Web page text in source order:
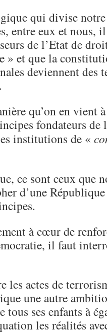
qui divise notre
entre eux et nous, il
de l’Etat de
» et que la
deviennent des
qu’on en vient
fondateurs de
institutions de «
ce sont ceux que
d’une
à cœur de
il faut
les actes de
une autre
tous ses enfants à
les réalités